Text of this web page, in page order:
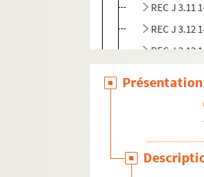
REC J 3.11
REC J 3.12
REC J 3.13
REC J 3.18